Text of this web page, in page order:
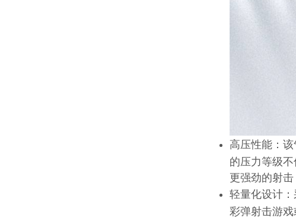
高压性能：
的压力等级
更强劲的射
轻量化设计
彩弹射击游